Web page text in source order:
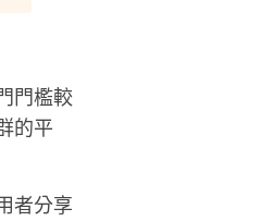
門檻較
的平
者分享